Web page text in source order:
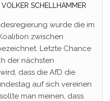
VOLKER SCHELLHAMMER
wurde die im
zwischen
Letzte Chance
der nächsten
dass die AfD die
auf sich vereinen
man meinen, dass